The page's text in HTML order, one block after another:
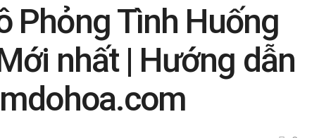
Phỏng Tình Huống
nhất | Hướng dẫn